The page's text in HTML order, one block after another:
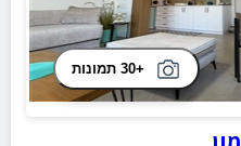
+30 תמונות